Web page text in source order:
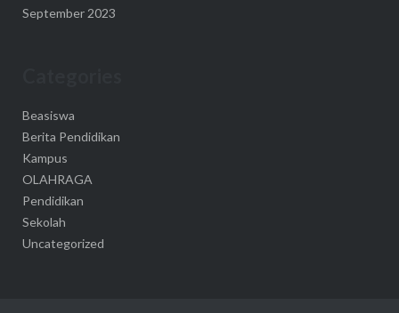
September 2023
Beasiswa
Berita Pendidikan
Kampus
OLAHRAGA
Pendidikan
Sekolah
Uncategorized